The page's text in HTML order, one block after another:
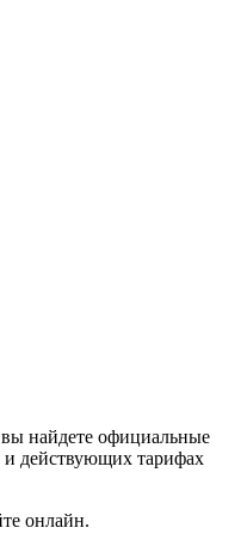
найдете официальные
и действующих тарифах
онлайн.